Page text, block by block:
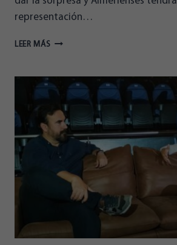
representación…
LEER MÁS VALDIVIA:
EJIDO”